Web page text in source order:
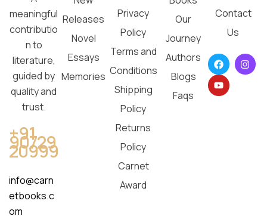
meaningful
contributio
n to
literature,
guided by
quality and
trust.
+91
90729
20999
info@carn
etbooks.c
om
Releases
Novel
Essays
Memories
Privacy
Policy
Terms and
Conditions
Shipping
Policy
Returns
Policy
Carnet
Award
Our
Journey
Authors
Blogs
Faqs
Contact
Us